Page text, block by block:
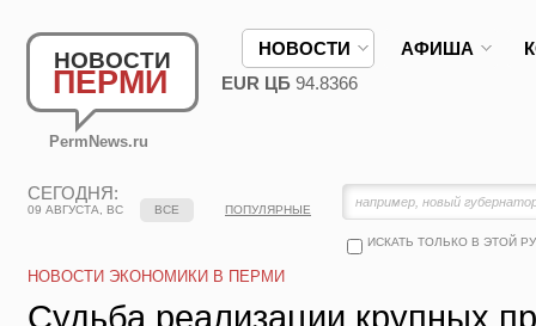
НОВОСТИ
ПЕРМИ
PermNews.ru
НОВОСТИ АФИША
EUR ЦБ 94.8366
СЕГОДНЯ:
09 АВГУСТА, ВС
ИСКАТЬ ТОЛЬКО В ЭТОЙ
ВСЕ ПОПУЛЯРНЫЕ
НОВОСТИ ЭКОНОМИКИ В ПЕРМИ
Судьба реализации крупных